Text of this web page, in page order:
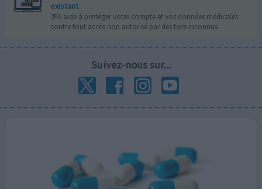
existant
2FA aide à protéger votre compte et vos données médicales
contre tout accès non autorisé par des tiers inconnus.
Suivez-nous sur...